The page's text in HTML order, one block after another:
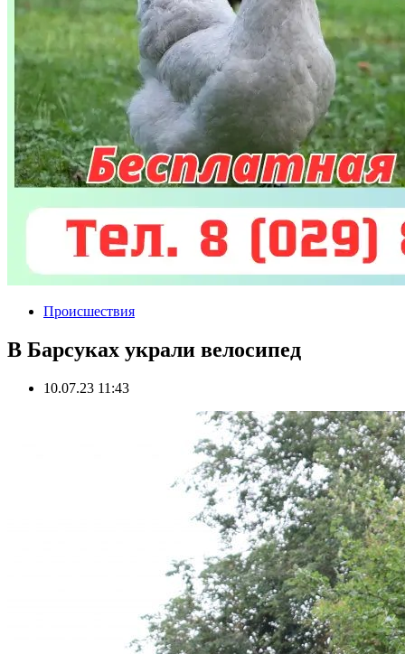
Происшествия
В Барсуках украли велосипед
10.07.23 11:43